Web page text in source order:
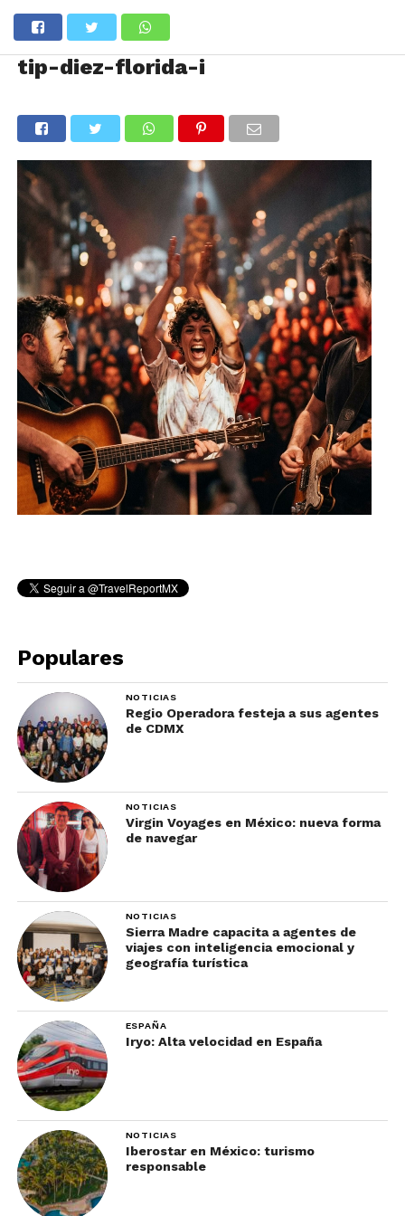
tip-diez-florida-i
Populares
NOTICIAS
Regio Operadora festeja a sus agentes
de CDMX
NOTICIAS
Virgin Voyages en México: nueva forma
de navegar
NOTICIAS
Sierra Madre capacita a agentes de
viajes con inteligencia emocional y
geografía turística
ESPAÑA
Iryo: Alta velocidad en España
NOTICIAS
Iberostar en México: turismo
responsable